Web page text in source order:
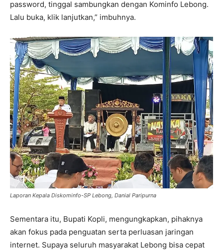
password, tinggal sambungkan dengan Kominfo Lebong.
Lalu buka, klik lanjutkan,” imbuhnya.
Laporan Kepala Diskominfo-SP Lebong, Danial Paripurna
Sementara itu, Bupati Kopli, mengungkapkan, pihaknya
akan fokus pada penguatan serta perluasan jaringan
internet. Supaya seluruh masyarakat Lebong bisa cepat